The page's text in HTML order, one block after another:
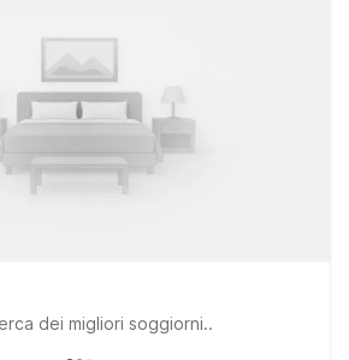
dei migliori soggiorni..